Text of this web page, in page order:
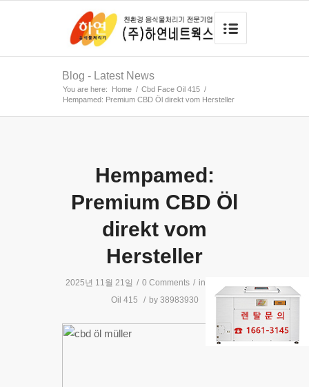
Blog - Latest News
You are here: Home / Cbd Face Oil 415 /
Hempamed: Premium CBD Öl direkt vom Hersteller
Hempamed:
Premium CBD Öl
direkt vom
Hersteller
2025년 11월 21일 / 0 Comments / in
Oil 415
/ by 38983930